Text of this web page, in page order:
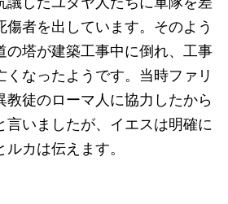
傷者を出しています。そのよう
の塔が建築工事中に倒れ、工事
くなったようです。当時ファリ
教徒のローマ人に協力したから
言いましたが、イエスは明確に
カは伝えます。